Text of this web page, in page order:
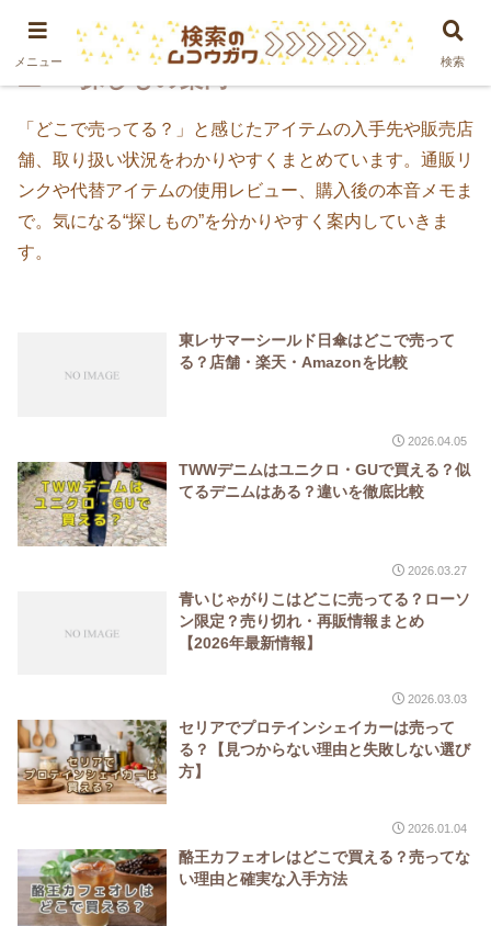
＊探しもの案内
「どこで売ってる？」と感じたアイテムの入手先や販売店
舗、取り扱い状況をわかりやすくまとめています。通販リ
ンクや代替アイテムの使用レビュー、購入後の本音メモま
で。気になる“探しもの”を分かりやすく案内していきま
す。
東レサマーシールド日傘はどこで売って
る？店舗・楽天・Amazonを比較
2026.04.05
TWWデニムはユニクロ・GUで買える？似
てるデニムはある？違いを徹底比較
2026.03.27
青いじゃがりこはどこに売ってる？ローソ
ン限定？売り切れ・再販情報まとめ
【2026年最新情報】
2026.03.03
セリアでプロテインシェイカーは売って
る？【見つからない理由と失敗しない選び
方】
2026.01.04
酪王カフェオレはどこで買える？売ってな
い理由と確実な入手方法
メニュー 検索